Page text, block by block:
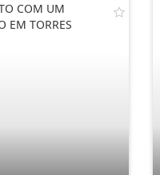
COM UM
EM TORRES